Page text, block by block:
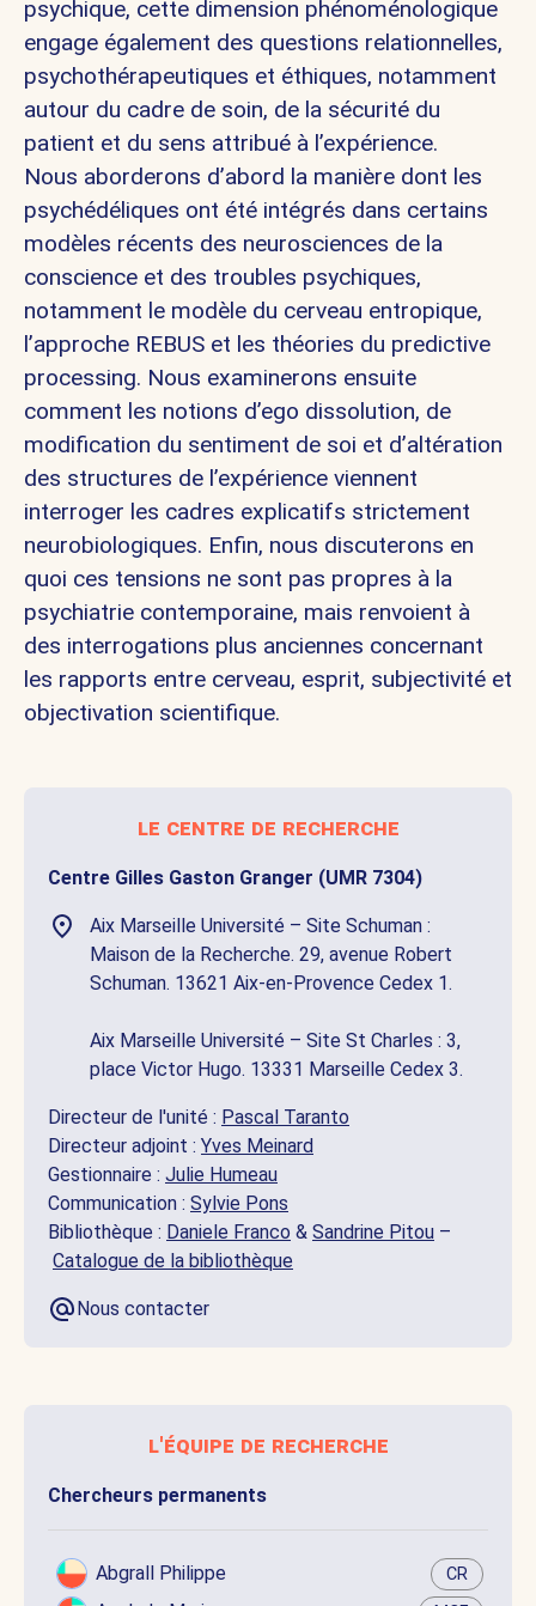
psychique, cette dimension phénoménologique
engage également des questions relationnelles,
psychothérapeutiques et éthiques, notamment
autour du cadre de soin, de la sécurité du
patient et du sens attribué à l’expérience.
Nous aborderons d’abord la manière dont les
psychédéliques ont été intégrés dans certains
modèles récents des neurosciences de la
conscience et des troubles psychiques,
notamment le modèle du cerveau entropique,
l’approche REBUS et les théories du predictive
processing. Nous examinerons ensuite
comment les notions d’ego dissolution, de
modification du sentiment de soi et d’altération
des structures de l’expérience viennent
interroger les cadres explicatifs strictement
neurobiologiques. Enfin, nous discuterons en
quoi ces tensions ne sont pas propres à la
psychiatrie contemporaine, mais renvoient à
des interrogations plus anciennes concernant
les rapports entre cerveau, esprit, subjectivité et
objectivation scientifique.
le centre de recherche
Centre Gilles Gaston Granger (UMR 7304)
Aix Marseille Université – Site Schuman :
Maison de la Recherche. 29, avenue Robert
Schuman. 13621 Aix-en-Provence Cedex 1.
Aix Marseille Université – Site St Charles : 3,
place Victor Hugo. 13331 Marseille Cedex 3.
Directeur de l'unité : Pascal Taranto
Directeur adjoint : Yves Meinard
Gestionnaire : Julie Humeau
Communication : Sylvie Pons
Bibliothèque : Daniele Franco & Sandrine Pitou –
Catalogue de la bibliothèque
Nous contacter
l'équipe de recherche
Chercheurs permanents
Abgrall Philippe CR